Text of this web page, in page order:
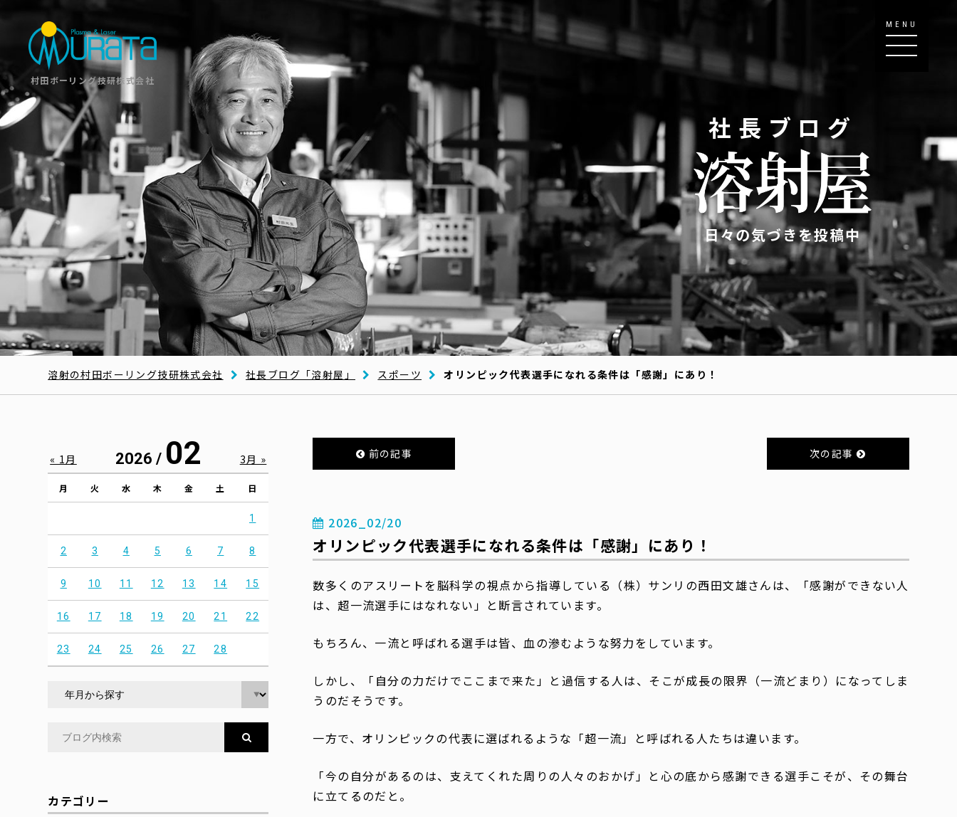
村田ボーリング技研株式会社
MENU
社長ブログ
日々の気づきを投稿中
溶射の村田ボーリング技研株式会社 社長ブログ「溶射屋」 スポーツ オリンピック代表選手になれる条件は「感謝」にあり！
前の記事 次の記事
2026_02/20
オリンピック代表選手になれる条件は「感謝」にあり！
数多くのアスリートを脳科学の視点から指導している（株）サンリの西田文雄さんは、「感謝ができない人
は、超一流選手にはなれない」と断言されています。
もちろん、一流と呼ばれる選手は皆、血の滲むような努力をしています。
しかし、「自分の力だけでここまで来た」と過信する人は、そこが成長の限界（一流どまり）になってしま
うのだそうです。
一方で、オリンピックの代表に選ばれるような「超一流」と呼ばれる人たちは違います。
「今の自分があるのは、支えてくれた周りの人々のおかげ」と心の底から感謝できる選手こそが、その舞台
に立てるのだと。
2026 / 02
月 火 水 木 金 土 日
1
2 3 4 5 6 7 8
9 10 11 12 13 14 15
16 17 18 19 20 21 22
23 24 25 26 27 28
« 1月 3月 »
カテゴリー